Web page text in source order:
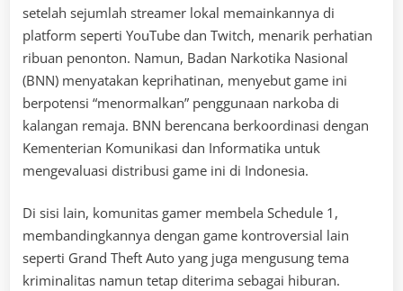
setelah sejumlah streamer lokal memainkannya di
platform seperti YouTube dan Twitch, menarik perhatian
ribuan penonton. Namun, Badan Narkotika Nasional
(BNN) menyatakan keprihatinan, menyebut game ini
berpotensi “menormalkan” penggunaan narkoba di
kalangan remaja. BNN berencana berkoordinasi dengan
Kementerian Komunikasi dan Informatika untuk
mengevaluasi distribusi game ini di Indonesia.
Di sisi lain, komunitas gamer membela Schedule 1,
membandingkannya dengan game kontroversial lain
seperti Grand Theft Auto yang juga mengusung tema
kriminalitas namun tetap diterima sebagai hiburan.